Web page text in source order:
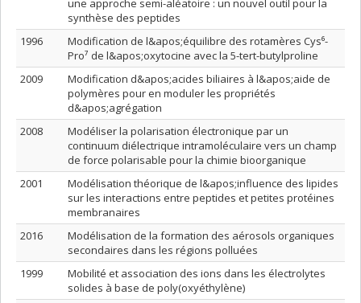
une approche semi-aléatoire : un nouvel outil pour la
synthèse des peptides
1996
Modification de l&apos;équilibre des rotamères Cys⁶-
Pro⁷ de l&apos;oxytocine avec la 5-tert-butylproline
2009
Modification d&apos;acides biliaires à l&apos;aide de
polymères pour en moduler les propriétés
d&apos;agrégation
2008
Modéliser la polarisation électronique par un
continuum diélectrique intramoléculaire vers un champ
de force polarisable pour la chimie bioorganique
2001
Modélisation théorique de l&apos;influence des lipides
sur les interactions entre peptides et petites protéines
membranaires
2016
Modélisation de la formation des aérosols organiques
secondaires dans les régions polluées
1999
Mobilité et association des ions dans les électrolytes
solides à base de poly(oxyéthylène)